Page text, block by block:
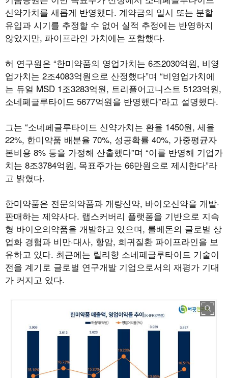
신약가치를 새롭게 반영했다. 계약금의 일시 또는 분할
유입과 시기를 추정할 수 없어 실적 추정에는 반영하지
않았지만, 파이프라인 가치에는 포함했다.
허 연구원은 “한미약품의 영업가치는 6조2030억원, 비영
업가치는 2조4083억원으로 산정했다”며 “비영업가치에
는 듀얼 MSD 1조3283억원, 트리플어고니스트 5123억원,
소네페글루타이드 5677억원을 반영했다”라고 설명했다.
그는 “소네페글루타이드 신약가치는 환율 1450원, 세율
22%, 한미약품 배분율 70%, 성공확률 40%, 가중평균자
본비용 8% 등을 가정해 산출했다”며 “이를 반영해 기업가
치는 8조3784억원, 목표주가는 66만원으로 제시한다”라
고 밝혔다.
한미약품은 전문의약품과 개량신약, 바이오신약을 개발·
판매하는 제약사다. 랩스커버리 플랫폼을 기반으로 지속
형 바이오의약품을 개발하고 있으며, 롤베돈의 글로벌 상
업화 경험과 비만·대사, 항암, 희귀질환 파이프라인을 보
유하고 있다. 최근에는 릴리향 소네페글루타이드 기술이
전을 계기로 글로벌 연구개발 기업으로서의 재평가 기대
가 커지고 있다.